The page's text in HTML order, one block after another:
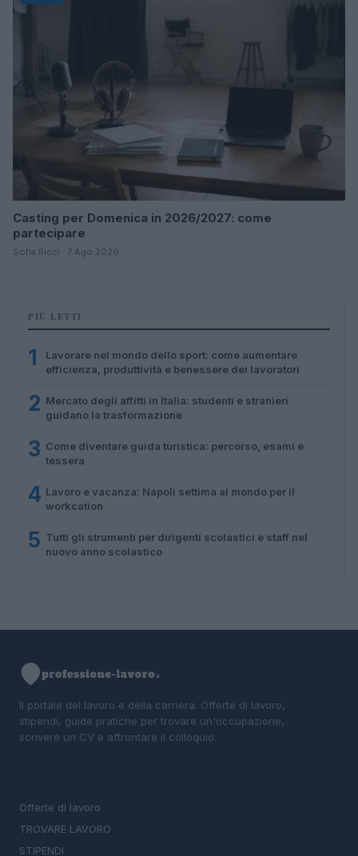
Casting per Domenica in 2026/2027: come
partecipare
Sofia Ricci · 7 Ago 2026
PIÙ LETTI
1
Lavorare nel mondo dello sport: come aumentare
efficienza, produttività e benessere dei lavoratori
2 Mercato degli affitti in Italia: studenti e stranieri
guidano la trasformazione
3 Come diventare guida turistica: percorso, esami e
tessera
4 Lavoro e vacanza: Napoli settima al mondo per il
workcation
5 Tutti gli strumenti per dirigenti scolastici e staff nel
nuovo anno scolastico
Il portale del lavoro e della carriera. Offerte di lavoro,
stipendi, guide pratiche per trovare un'occupazione,
scrivere un CV e affrontare il colloquio.
Offerte di lavoro
TROVARE LAVORO
STIPENDI